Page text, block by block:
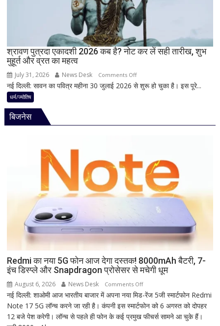
होता
है
मां
काली
का
हृदयपीठ
का
श्रावण पुत्रदा एकादशी 2026 कब है? नोट कर लें सही तारीख, शुभ
मुहूर्त और व्रत का महत्व
July 31, 2026 News Desk Comments Offon
श्रावण
कर
तारीख,
और
व्रत
का
महत्व
नई दिल्ली: सावन का पवित्र महीना 30 जुलाई 2026 से शुरू हो चुका है। इस पूरे...
धर्म/ज्योतिष
बिजनेस
Redmi का नया 5G फोन आज देगा दस्तक! 8000mAh बैटरी, 7-
इंच डिस्प्ले और Snapdragon प्रोसेसर से मचेगी धूम
August 6, 2026 News Desk Comments Offon
Redmi
का
नया
नई दिल्ली: शाओमी आज भारतीय बाजार में अपना नया मिड-रेंज 5जी स्मार्टफोन Redmi
Note 17 5G लॉन्च करने जा रही है। कंपनी इस स्मार्टफोन को 6 अगस्त को दोपहर
12 बजे पेश करेगी। लॉन्च से पहले ही फोन के कई प्रमुख फीचर्स सामने आ चुके हैं।